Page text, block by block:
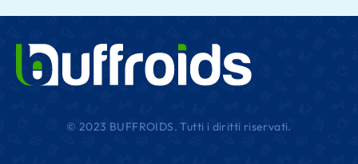
© 2023 BUFFROIDS. Tutti i diritti riservati.